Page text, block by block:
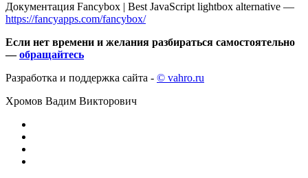
Документация Fancybox | Best JavaScript lightbox alternative —
https://fancyapps.com/fancybox/
Если нет времени и желания разбираться самостоятельно
—обращайтесь
Разработка и поддержка сайта - © vahro.ru
Хромов Вадим Викторович